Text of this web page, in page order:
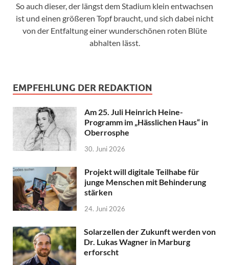
So auch dieser, der längst dem Stadium klein entwachsen
ist und einen größeren Topf braucht, und sich dabei nicht
von der Entfaltung einer wunderschönen roten Blüte
abhalten lässt.
EMPFEHLUNG DER REDAKTION
Am 25. Juli Heinrich Heine-
Programm im „Hässlichen Haus“ in
Oberrosphe
30. Juni 2026
Projekt will digitale Teilhabe für
junge Menschen mit Behinderung
stärken
24. Juni 2026
Solarzellen der Zukunft werden von
Dr. Lukas Wagner in Marburg
erforscht